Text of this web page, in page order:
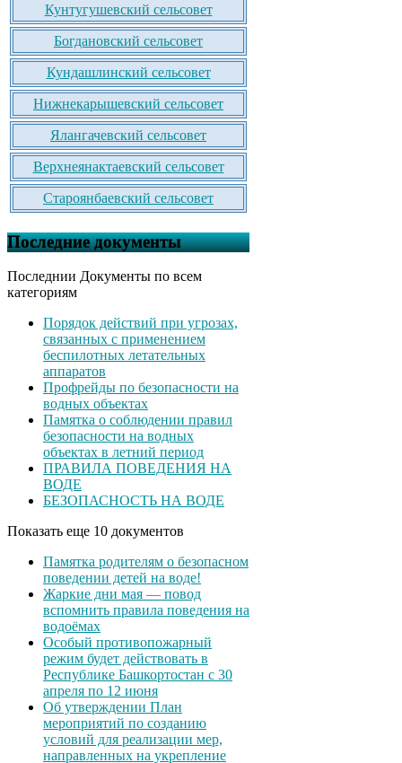
Кунтугушевский сельсовет
Богдановский сельсовет
Кундашлинский сельсовет
Нижнекарышевский сельсовет
Ялангачевский сельсовет
Верхнеянактаевский сельсовет
Староянбаевский сельсовет
Последние документы
Последнии Документы по всем
категориям
Порядок действий при угрозах,
связанных с применением
беспилотных летательных
аппаратов
Профрейды по безопасности на
водных объектах
Памятка о соблюдении правил
безопасности на водных
объектах в летний период
ПРАВИЛА ПОВЕДЕНИЯ НА
ВОДЕ
БЕЗОПАСНОСТЬ НА ВОДЕ
Показать еще 10 документов
Памятка родителям о безопасном
поведении детей на воде!
Жаркие дни мая — повод
вспомнить правила поведения на
водоёмах
Особый противопожарный
режим будет действовать в
Республике Башкортостан с 30
апреля по 12 июня
Об утверждении План
мероприятий по созданию
условий для реализации мер,
направленных на укрепление